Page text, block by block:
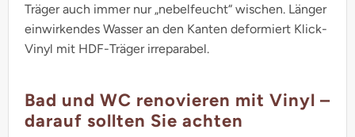
Träger auch immer nur „nebelfeucht“ wischen. Länger
einwirkendes Wasser an den Kanten deformiert Klick-
Vinyl mit HDF-Träger irreparabel.
Bad und WC renovieren mit Vinyl –
darauf sollten Sie achten